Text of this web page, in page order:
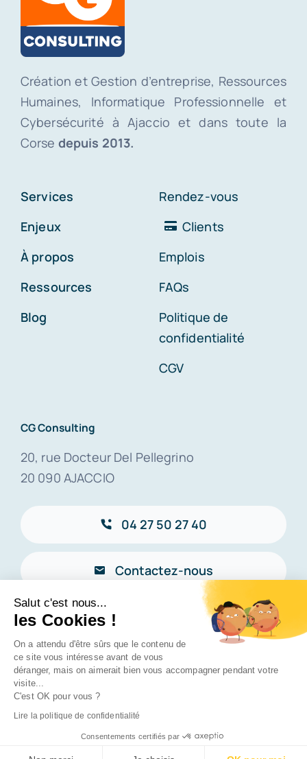
Création et Gestion d’entreprise, Ressources
Humaines, Informatique Professionnelle et
Cybersécurité à Ajaccio et dans toute la
Corse depuis 2013.
Services
Enjeux
À propos
Ressources
Blog
Rendez-vous
Clients
Emplois
FAQs
Politique de
confidentialité
CGV
CG Consulting
20, rue Docteur Del Pellegrino
20 090 AJACCIO
04 27 50 27 40
Contactez-nous
Toggle
Navigation
Création d’Entreprise à Ajaccio
Informaticien à Ajaccio
Salut c'est nous...
les Cookies !
On a attendu d'être sûrs que le contenu de
ce site vous intéresse avant de vous
déranger, mais on aimerait bien vous accompagner pendant votre
visite...
C'est OK pour vous ?
Lire la politique de confidentialité
Consentements certifiés par